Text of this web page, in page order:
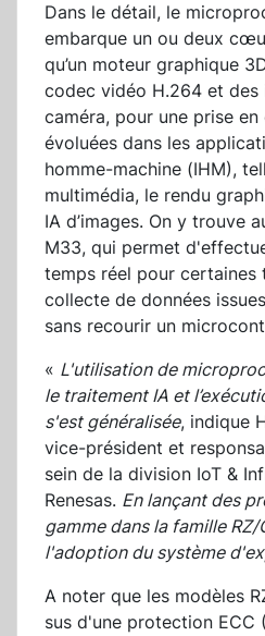
Dans le détail, le
embarque un ou deux
qu’un moteur graphique
codec vidéo H.264 et
caméra, pour une prise
évoluées dans les
homme-machine (IHM),
multimédia, le rendu
IA d’images. On y trouve
M33, qui permet
temps réel pour certaines
collecte de données
sans recourir un
« L'utilisation de
le traitement IA et
s'est généralisée, indique
vice-président et
sein de la division IoT &
Renesas. En lançant des
gamme dans la famille RZ/
l'adoption du système
A noter que les modèles
sus d'une protection ECC